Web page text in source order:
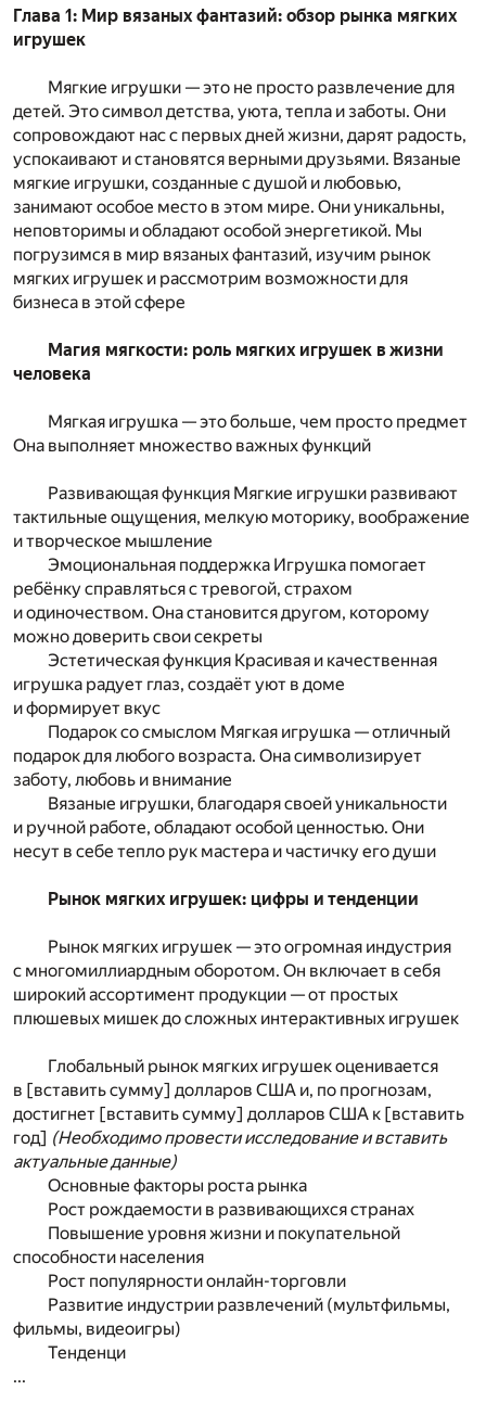
Глава 1: Мир вязаных фантазий: обзор рынка мягких
игрушек
Мягкие игрушки — это не просто развлечение для
детей. Это символ детства, уюта, тепла и заботы. Они
сопровождают нас с первых дней жизни, дарят радость,
успокаивают и становятся верными друзьями. Вязаные
мягкие игрушки, созданные с душой и любовью,
занимают особое место в этом мире. Они уникальны,
неповторимы и обладают особой энергетикой. Мы
погрузимся в мир вязаных фантазий, изучим рынок
мягких игрушек и рассмотрим возможности для
бизнеса в этой сфере
Магия мягкости: роль мягких игрушек в жизни
человека
Мягкая игрушка — это больше, чем просто предмет
Она выполняет множество важных функций
Развивающая функция Мягкие игрушки развивают
тактильные ощущения, мелкую моторику, воображение
и творческое мышление
Эмоциональная поддержка Игрушка помогает
ребёнку справляться с тревогой, страхом
и одиночеством. Она становится другом, которому
можно доверить свои секреты
Эстетическая функция Красивая и качественная
игрушка радует глаз, создаёт уют в доме
и формирует вкус
Подарок со смыслом Мягкая игрушка — отличный
подарок для любого возраста. Она символизирует
заботу, любовь и внимание
Вязаные игрушки, благодаря своей уникальности
и ручной работе, обладают особой ценностью. Они
несут в себе тепло рук мастера и частичку его души
Рынок мягких игрушек: цифры и тенденции
Рынок мягких игрушек — это огромная индустрия
с многомиллиардным оборотом. Он включает в себя
широкий ассортимент продукции — от простых
плюшевых мишек до сложных интерактивных игрушек
Глобальный рынок мягких игрушек оценивается
в [вставить сумму] долларов США и, по прогнозам,
достигнет [вставить сумму] долларов США к [вставить
год] (Необходимо провести исследование и вставить
актуальные данные)
Основные факторы роста рынка
Рост рождаемости в развивающихся странах
Повышение уровня жизни и покупательной
способности населения
Рост популярности онлайн-торговли
Развитие индустрии развлечений (мультфильмы,
фильмы, видеоигры)
Тенденци
...